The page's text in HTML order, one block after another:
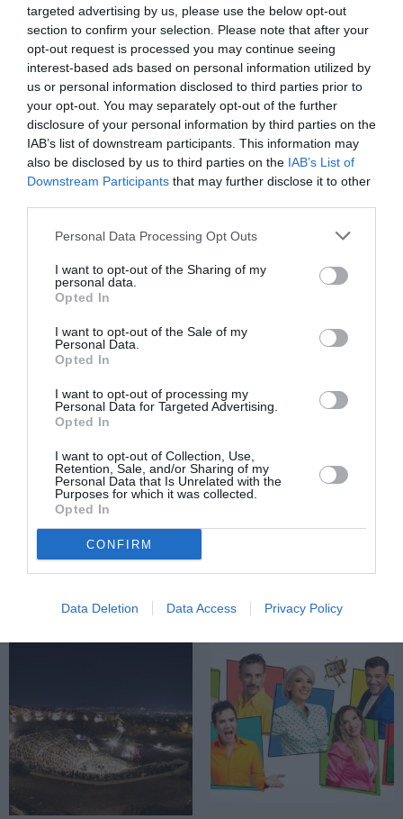
targeted advertising by us, please use the below opt-out
section to confirm your selection. Please note that after your
opt-out request is processed you may continue seeing
interest-based ads based on personal information utilized by
us or personal information disclosed to third parties prior to
your opt-out. You may separately opt-out of the further
disclosure of your personal information by third parties on the
IAB’s list of downstream participants. This information may
also be disclosed by us to third parties on the IAB’s List of
Downstream Participants that may further disclose it to other
Personal Data Processing Opt Outs
I want to opt-out of the Sharing of my
personal data.
Opted In
I want to opt-out of the Sale of my
Personal Data.
Opted In
I want to opt-out of processing my
Personal Data for Targeted Advertising.
Opted In
I want to opt-out of Collection, Use,
Retention, Sale, and/or Sharing of my
Personal Data that Is Unrelated with the
Purposes for which it was collected.
Opted In
CONFIRM
Data Deletion Data Access Privacy Policy
ΘΕΑΤΡΟ - ΧΟΡΟΣ / ΝΕΑ
Βάκχες, του
Ευριπίδη σε
σκηνοθεσία
Γιάβορ Γκάρντεφ
στο Δημοτικό
Θέατρο
Λυκαβηττού
ΘΕΑΤΡΟ - ΧΟΡΟΣ / ΝΕΑ
Ευτυχισμένες
μέρες, του
Σάμιουελ Μπέκετ
σε σκηνοθεσία
Δημήτρη
Τάρλοου στα
Αισχύλεια 2026
ΘΕΑΤΡΟ - ΧΟΡΟΣ / ΝΕΑ
Πέρσες, του
Αισχύλου σε
σκηνοθεσία
Χρήστου
Θεοδωρίδη στο
Φιλίππων
ΦΕΣΤΙΒΑΛ / ΝΕΑ
3ο Φεστιβάλ
Ακροναυπλίας –
Δείτε το